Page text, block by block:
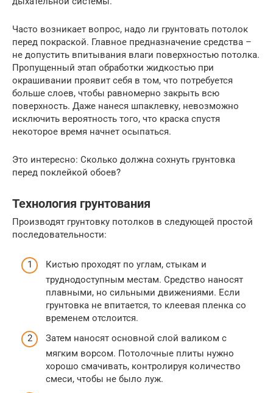
Часто возникает вопрос, надо ли грунтовать потолок
перед покраской. Главное предназначение средства –
не допустить впитывания влаги поверхностью потолка.
Пропущенный этап обработки жидкостью при
окрашивании проявит себя в том, что потребуется
больше слоев, чтобы равномерно закрыть всю
поверхность. Даже нанеся шпаклевку, невозможно
исключить вероятность того, что краска спустя
некоторое время начнет осыпаться.
Это интересно: Сколько должна сохнуть грунтовка
перед поклейкой обоев?
Технология грунтования
Производят грунтовку потолков в следующей простой
последовательности:
Кистью проходят по углам, стыкам и
труднодоступным местам. Средство наносят
плавными, но сильными движениями. Если
грунтовка не впитается, то клеевая пленка со
временем отслоится.
Затем наносят основной слой валиком с
мягким ворсом. Потолочные плиты нужно
хорошо смачивать, контролируя количество
смеси, чтобы не было луж.